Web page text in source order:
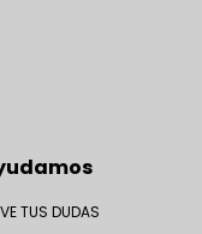
TUS DUDAS